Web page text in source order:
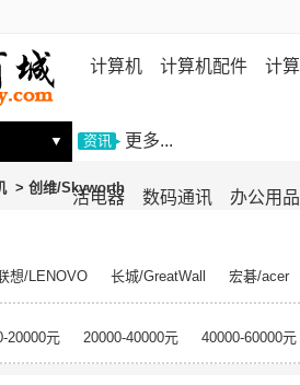
计算机 计算机配件 计
机 存储设备
活电器 数码通讯 办公用品
▼ 资讯 更多...
> 创维/Skyworth
想/LENOVO 长城/GreatWall
宏碁/acer
Fuji Xerox
华硕/ASUS 戴尔/DELL
三
TCL 长虹/CHANGHONG
索尼
大华/dahua 奔图/PANTUM
金典/
20000元 20000-40000元 40000-60000元